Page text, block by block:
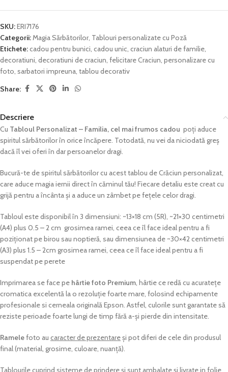
SKU:ERI7176
Categorii:Magia Sărbătorilor, Tablouri personalizate cu Poză
Etichete:cadou pentru bunici, cadou unic, craciun alaturi de familie,
decoratiuni, decoratiuni de craciun, felicitare Craciun, personalizare cu
foto, sarbatori impreuna, tablou decorativ
Share:
Descriere
Cu Tabloul Personalizat – Familia, cel mai frumos cadou poți aduce
spiritul sărbătorilor în orice încăpere. Totodată, nu vei da niciodată greș
dacă îl vei oferi în dar persoanelor dragi.
Bucură-te de spiritul sărbătorilor cu acest tablou de Crăciun personalizat,
care aduce magia iernii direct în căminul tău! Fiecare detaliu este creat cu
grijă pentru a încânta și a aduce un zâmbet pe fețele celor dragi.
Tabloul este disponibil în 3 dimensiuni: ~13×18 cm (5R), ~21×30 centimetri
(A4) plus 0.5 – 2 cm grosimea ramei, ceea ce îl face ideal pentru a fi
poziționat pe birou sau noptieră, sau dimensiunea de ~30×42 centimetri
(A3) plus 1.5 – 2cm grosimea ramei, ceea ce îl face ideal pentru a fi
suspendat pe perete
Imprimarea se face pe hârtie foto Premium, hârtie ce redă cu acuratețe
cromatica excelentă la o rezoluție foarte mare, folosind echipamente
profesionale si cerneala originală Epson. Astfel, culorile sunt garantate să
reziste perioade foarte lungi de timp fără a-și pierde din intensitate.
Ramelefoto au caracter de prezentareși pot diferi de cele din produsul
final (material, grosime, culoare, nuanță).
Tablourile cuprind sisteme de prindere și sunt ambalate și livrate in folie